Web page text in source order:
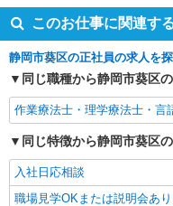
このお仕事に関連す
静岡市葵区の正社員の求人を
同じ職種から静岡市葵区
作業療法士・理学療法士・言
同じ特徴から静岡市葵区
入社日応相談
職場見学OKまたは説明会あり